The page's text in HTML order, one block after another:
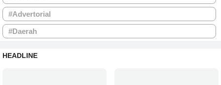
#Advertorial
#Daerah
HEADLINE